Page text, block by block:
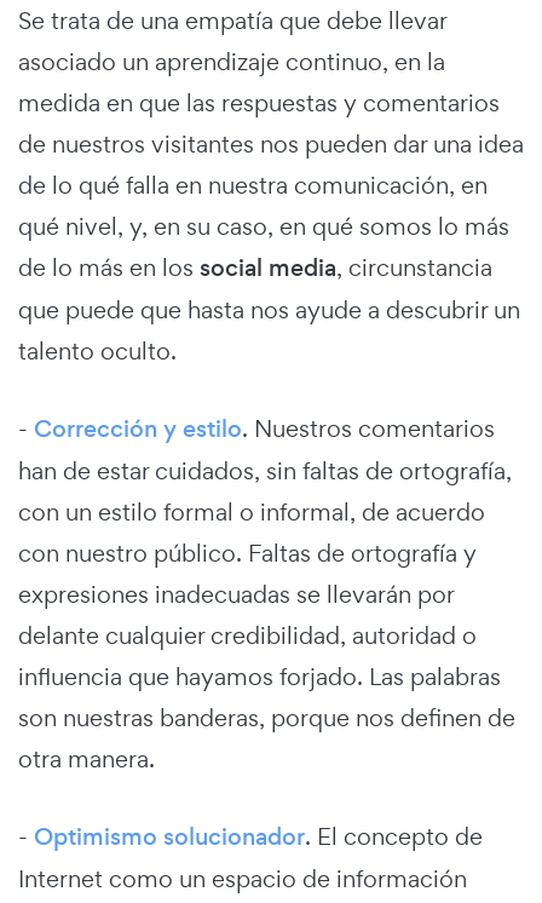
Se trata de una empatía que debe llevar
asociado un aprendizaje continuo, en la
medida en que las respuestas y comentarios
de nuestros visitantes nos pueden dar una idea
de lo qué falla en nuestra comunicación, en
qué nivel, y, en su caso, en qué somos lo más
de lo más en los social media, circunstancia
que puede que hasta nos ayude a descubrir un
talento oculto.
- Corrección y estilo. Nuestros comentarios
han de estar cuidados, sin faltas de ortografía,
con un estilo formal o informal, de acuerdo
con nuestro público. Faltas de ortografía y
expresiones inadecuadas se llevarán por
delante cualquier credibilidad, autoridad o
influencia que hayamos forjado. Las palabras
son nuestras banderas, porque nos definen de
otra manera.
- Optimismo solucionador. El concepto de
Internet como un espacio de información